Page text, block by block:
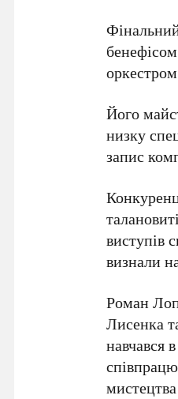
Його
низку
запис
виступів
визнали
Роман
Лисенка
навчався
мистецтва